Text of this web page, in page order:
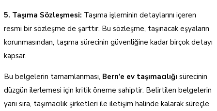
5. Taşıma Sözleşmesi: Taşıma işleminin detaylarını içeren
resmi bir sözleşme de şarttır. Bu sözleşme, taşınacak eşyaların
korunmasından, taşıma sürecinin güvenliğine kadar birçok detayı
kapsar.
Bu belgelerin tamamlanması, Bern’e ev taşımacılığı sürecinin
düzgün ilerlemesi için kritik öneme sahiptir. Belirtilen belgelerin
yanı sıra, taşımacılık şirketleri ile iletişim halinde kalarak süreçle